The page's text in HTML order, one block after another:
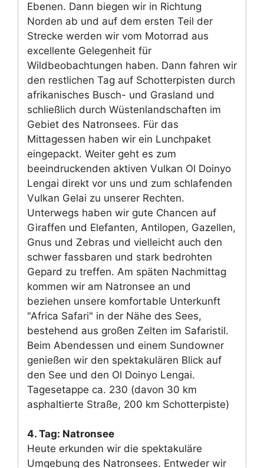
Ebenen. Dann biegen wir in Richtung
Norden ab und auf dem ersten Teil der
Strecke werden wir vom Motorrad aus
excellente Gelegenheit für
Wildbeobachtungen haben. Dann fahren wir
den restlichen Tag auf Schotterpisten durch
afrikanisches Busch- und Grasland und
schließlich durch Wüstenlandschaften im
Gebiet des Natronsees. Für das
Mittagessen haben wir ein Lunchpaket
eingepackt. Weiter geht es zum
beeindruckenden aktiven Vulkan Ol Doinyo
Lengai direkt vor uns und zum schlafenden
Vulkan Gelai zu unserer Rechten.
Unterwegs haben wir gute Chancen auf
Giraffen und Elefanten, Antilopen, Gazellen,
Gnus und Zebras und vielleicht auch den
schwer fassbaren und stark bedrohten
Gepard zu treffen. Am späten Nachmittag
kommen wir am Natronsee an und
beziehen unsere komfortable Unterkunft
"Africa Safari" in der Nähe des Sees,
bestehend aus großen Zelten im Safaristil.
Beim Abendessen und einem Sundowner
genießen wir den spektakulären Blick auf
den See und den Ol Doinyo Lengai.
Tagesetappe ca. 230 (davon 30 km
asphaltierte Straße, 200 km Schotterpiste)
4. Tag: Natronsee
Heute erkunden wir die spektakuläre
Umgebung des Natronsees. Entweder wir